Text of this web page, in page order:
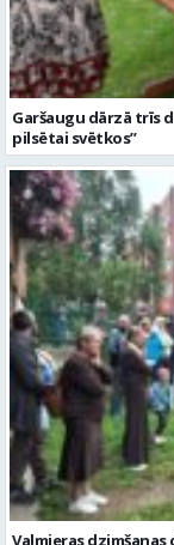
Valmieras